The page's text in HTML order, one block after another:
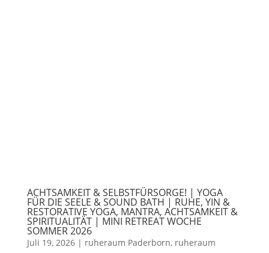
ACHTSAMKEIT & SELBSTFÜRSORGE! | YOGA
FÜR DIE SEELE & SOUND BATH | RUHE, YIN &
RESTORATIVE YOGA, MANTRA, ACHTSAMKEIT &
SPIRITUALITÄT | MINI RETREAT WOCHE
SOMMER 2026
Juli 19, 2026| ruheraum Paderborn, ruheraum